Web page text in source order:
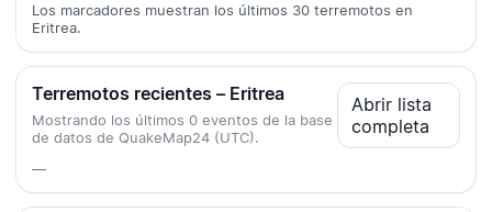
Los marcadores muestran los últimos 30 terremotos en
Eritrea.
Terremotos recientes – Eritrea
Mostrando los últimos 0 eventos de la base
de datos de QuakeMap24 (UTC).
Abrir lista
completa
—